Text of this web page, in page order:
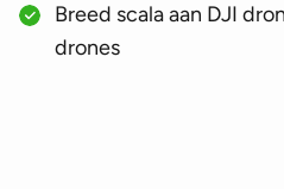
Breed scala aan DJI
drones